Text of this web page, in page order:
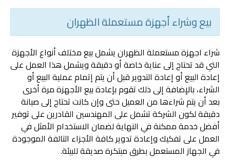
بيع وشراء أجهزة مستعملة الظهران
شراء اجهزة مستعملة الظهران يشمل بيع مختلف أنواع الأجهزة
التي قد تحتاج إلى عناية خاصة أو دقيقة ويشمل هذا العمل على
إعادة البيع أو إعادة التدوير قبل أن يتم إتمام عملية البيع أو
الشراء، بالإضافة إلى ذلك تقوم بإعادة بيع الأجهزة مرة أخرى
بعد أن يتم شراءها من العميل حتى وإن كانت تحتاج إلى صيانة
دقيقة لكون الشركة تشمل على المهندسين القادرين على توفير
أفضل خدمة ممكنة في النهاية لضمان الاستخدام الأمثل في
العمل على تفكيك وإعادة تدوير كافة الأجزاء التالفة الموجودة
في الجهاز المستعمل بطرق مبتكرة صديقة للبيئة.